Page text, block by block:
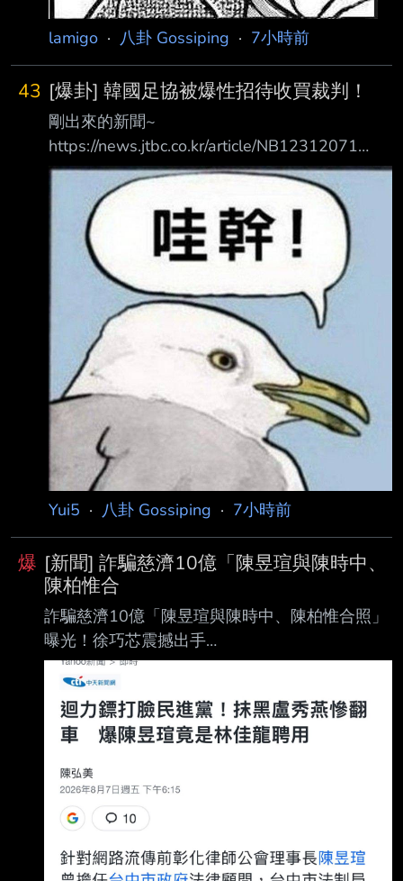
lamigo · 八卦 Gossiping · 7小時前
43 [爆卦] 韓國足協被爆性招待收買裁判！
剛出來的新聞~
https://news.jtbc.co.kr/article/NB12312071
Grok翻譯： 【獨家】足球協會取得「性招待」
文件…連世界盃、奧運裁判都有 主播： 現在要為
各位帶來的JTBC獨家報導，是14、15年前與大
韓足球協會有關的事件。這件事很 清楚顯示，
當時的足球協會到底有多腐敗。 大韓足球協會
在2011年和2012年國家代表隊比賽期間，曾經
對外國裁判進行性招待，相關 內容與付款明細
都記錄在文體部的審計報告裡，JTBC已經取得
這份報告。 報告指出，協會在比賽當天或前一
晚，多次
Yui5 · 八卦 Gossiping · 7小時前
爆 [新聞] 詐騙慈濟10億「陳昱瑄與陳時中、
陳柏惟合
詐騙慈濟10億「陳昱瑄與陳時中、陳柏惟合照」
曝光！徐巧芯震撼出手
https://ctinews.com/news/items/8knJwlr4Wo 中
天新聞 2026/08/07 18:25 記者李奕緯 律師陳昱
瑄疫情期間誆稱有管道購買BNT疫苗詐騙慈濟
10.6億元遭起訴，時任中央防疫指 揮官、政委陳
時中今（7）日發長文喊冤當年遭抹黑擋疫苗，
綠營紛紛讚聲。國民黨立委 徐巧芯則揭陳昱瑄與
綠營關係密切。 徐巧芯7日發文。（圖／翻攝徐
巧芯臉書） 徐巧芯臉書7日傍晚發文，今天民進
黨扯了一整天藍白，結果陳昱瑄20